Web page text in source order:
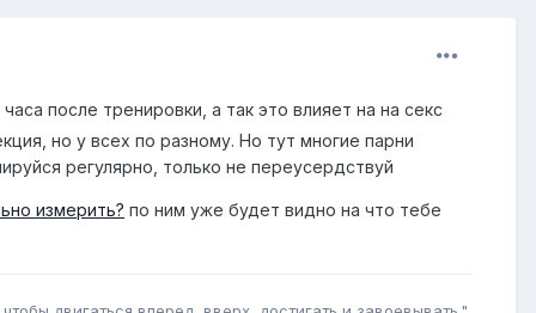
после тренировки, а так это влияет на на секс
но у всех по разному. Но тут многие парни
регулярно, только не переусердствуй
измерить? по ним уже будет видно на что тебе